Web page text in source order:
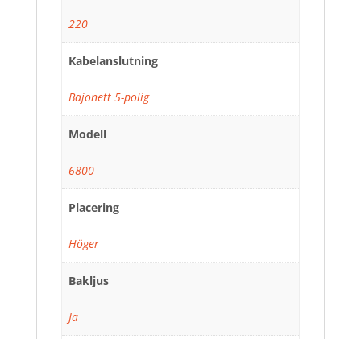
220
Kabelanslutning
Bajonett 5-polig
Modell
6800
Placering
Höger
Bakljus
Ja